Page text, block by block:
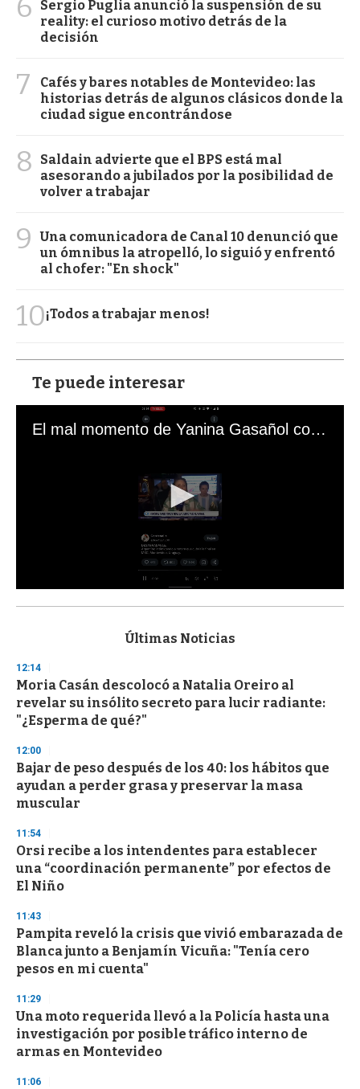
6
Sergio Puglia anunció la suspensión de su
reality: el curioso motivo detrás de la
decisión
7
Cafés y bares notables de Montevideo: las
historias detrás de algunos clásicos donde la
ciudad sigue encontrándose
8
Saldain advierte que el BPS está mal
asesorando a jubilados por la posibilidad de
volver a trabajar
9
Una comunicadora de Canal 10 denunció que
un ómnibus la atropelló, lo siguió y enfrentó
al chofer: "En shock"
10¡Todos a trabajar menos!
Te puede interesar
El mal momento de Yanina Gasañol con un hincha argentino en "Subrayado"
s
d
s
o
f
s
e
c
o
n
Últimas Noticias
12:14
Moria Casán descolocó a Natalia Oreiro al
revelar su insólito secreto para lucir radiante:
"¿Esperma de qué?"
12:00
Bajar de peso después de los 40: los hábitos que
ayudan a perder grasa y preservar la masa
muscular
11:54
Orsi recibe a los intendentes para establecer
una “coordinación permanente” por efectos de
El Niño
11:43
Pampita reveló la crisis que vivió embarazada de
Blanca junto a Benjamín Vicuña: "Tenía cero
pesos en mi cuenta"
11:29
Una moto requerida llevó a la Policía hasta una
investigación por posible tráfico interno de
armas en Montevideo
11:06